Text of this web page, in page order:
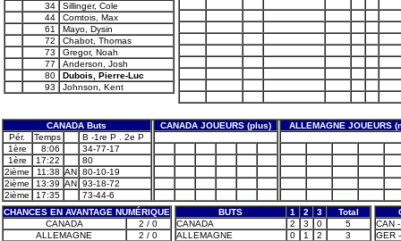
34
Sillinger, Cole
44
Comtois, Max
61
Mayo, Dysin
72
Chabot, Thomas
73
Gregor, Noah
77
Anderson, Josh
80
Dubois, Pierre-Luc
93
Johnson, Kent
CANADA Buts CANADA JOUEURS (plus)
ALLEMAGNE JOUEURS
Pér.
Temps
B -1re P . 2e P
1ère
8:06
34-77-17
1ère
17:22
80
2ième
11:38 AN 80-10-19
2ième
13:39 AN 93-18-72
2ième
17:35
73-44-6
CHANCES EN AVANTAGE NUMÉRIQUE
CANADA
2 / 0
ALLEMAGNE
2 / 0
BUTS 1 2 3
Total
CANADA
2 3 0
5
ALLEMAGNE
0 1 2 3
CAN
GER